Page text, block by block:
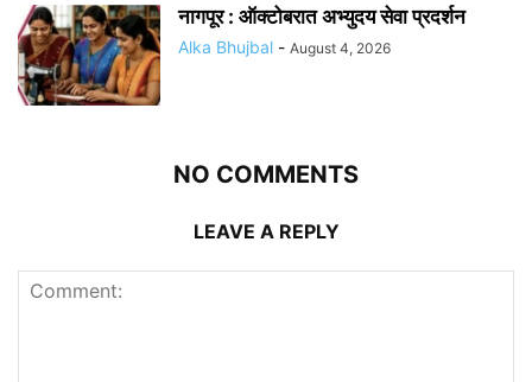
नागपूर : ऑक्टोबरात अभ्युदय सेवा प्रदर्शन
Alka Bhujbal - August 4, 2026
NO COMMENTS
LEAVE A REPLY